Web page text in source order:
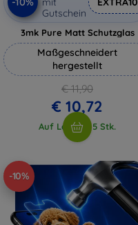
Gutschein
3mk Pure Matt Schutzglas
Maßgeschneidert
hergestellt
€ 11,90
€ 10,72
Auf Lager > 5 Stk.
-10%